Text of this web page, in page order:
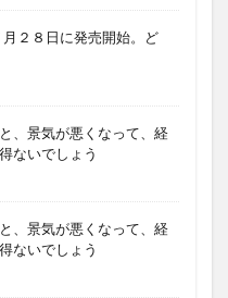
２８日に発売開始。ど
、景気が悪くなって、経
ないでしょう
、景気が悪くなって、経
ないでしょう